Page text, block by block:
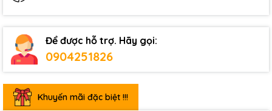
Để được hỗ trợ. Hãy gọi:
0904251826
Khuyến mãi đặc biệt !!!